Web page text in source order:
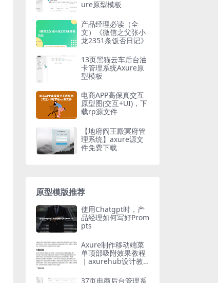
ure原型模板
产品经理必读（全
文）《微信之父张小
龙2351条饭否日记》
13页黑猫云车后台油
卡管理系统Axure原
型模板
电商APP高保真交互
原型图(交互+UI)，下
载rp源文件
【地府阎王殿冥府管
理系统】axure源文
件免费下载
原型模版推荐
使用Chatgpt时，产
品经理如何写好Prom
pts
Axure制作移动端菜
单顶部吸附效果教程
｜axurehub设计教
37页电商后台管理系